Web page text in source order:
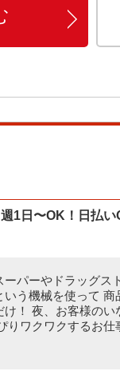
1日〜OK！日払い
ーパーやドラッグス
いう機械を使って 商
け！ 夜、お客様の
りワクワクするお仕